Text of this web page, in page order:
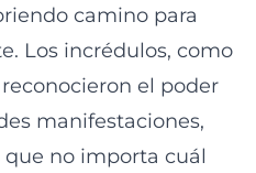
camino para
Los incrédulos, como
el poder
manifestaciones,
no importa cuál